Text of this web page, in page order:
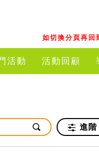
如切換分頁再回
活動 活動回顧
進階